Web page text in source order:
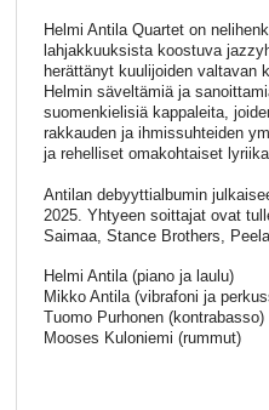
Helmi Antila Quartet on
lahjakkuuksista koostuva
herättänyt kuulijoiden valtavan
Helmin säveltämiä ja
suomenkielisiä kappaleita,
rakkauden ja ihmissuhteiden
ja rehelliset omakohtaiset
Antilan debyyttialbumin
2025. Yhtyeen soittajat ovat
Saimaa, Stance Brothers,
Helmi Antila (piano ja laulu)
Mikko Antila (vibrafoni ja
Tuomo Purhonen (kontrabasso)
Mooses Kuloniemi (rummut)